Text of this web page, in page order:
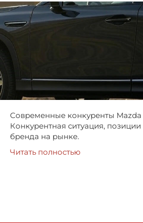
Современные конкуренты Mazda
Конкурентная ситуация,
бренда на рынке.
Читать полностью